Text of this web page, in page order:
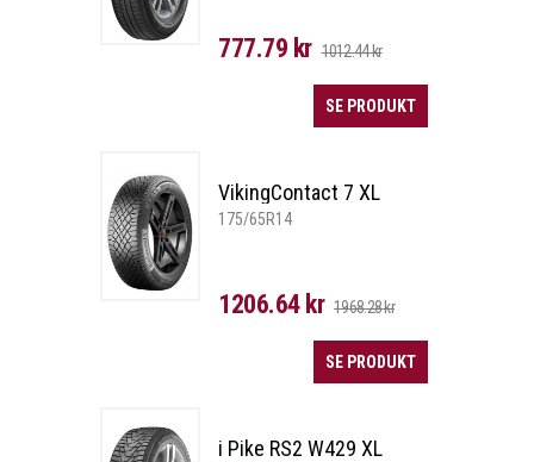
777.79 kr 1012.44 kr
SE PRODUKT
VikingContact 7 XL
175/65R14
1206.64 kr 1968.28 kr
SE PRODUKT
i Pike RS2 W429 XL